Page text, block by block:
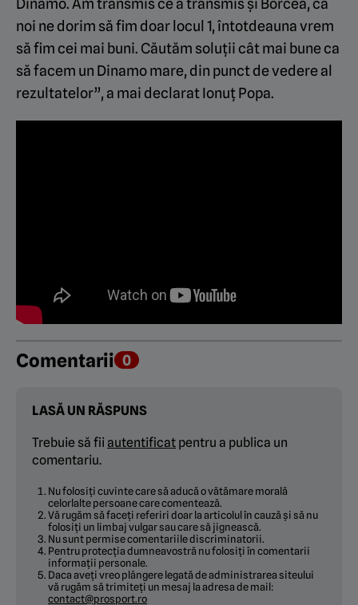
Dinamo. Am transmis ce a transmis și Borcea, că
noi ne dorim să fim doar locul 1, întotdeauna vrem
să fim cei mai buni. Căutăm soluții cât mai bune ca
să facem un Dinamo mare, din punct de vedere al
rezultatelor”, a mai declarat Ionuț Popa.
Comentarii 0
LASĂ UN RĂSPUNS
Trebuie să fii autentificat pentru a publica un
comentariu.
Nu folosiți cuvinte care să aducă o vătămare morală
celorlalte persoane care comentează.
Vă rugăm să faceți referiri doar la articolul în cauză și să nu
folosiți un limbaj vulgar sau care să jignească.
Nu sunt permise comentariile discriminatorii.
Pentru protecția dumneavostră nu folosiți în comentarii
informații personale.
Daca aveți vreo plângere legată de administrarea siteului
vă rugăm să trimiteți un mesaj la adresa de mail:
contact@prosport.ro